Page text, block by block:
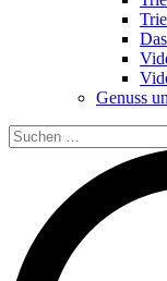
Genuss
Suchen
nach: